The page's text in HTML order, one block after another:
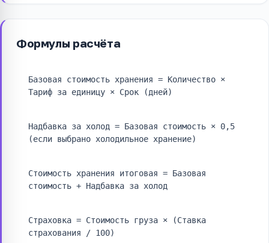
Формулы расчёта
Базовая стоимость хранения = Количество ×
Тариф за единицу × Срок (дней)
Надбавка за холод = Базовая стоимость × 0,5
(если выбрано холодильное хранение)
Стоимость хранения итоговая = Базовая
стоимость + Надбавка за холод
Страховка = Стоимость груза × (Ставка
страхования / 100)